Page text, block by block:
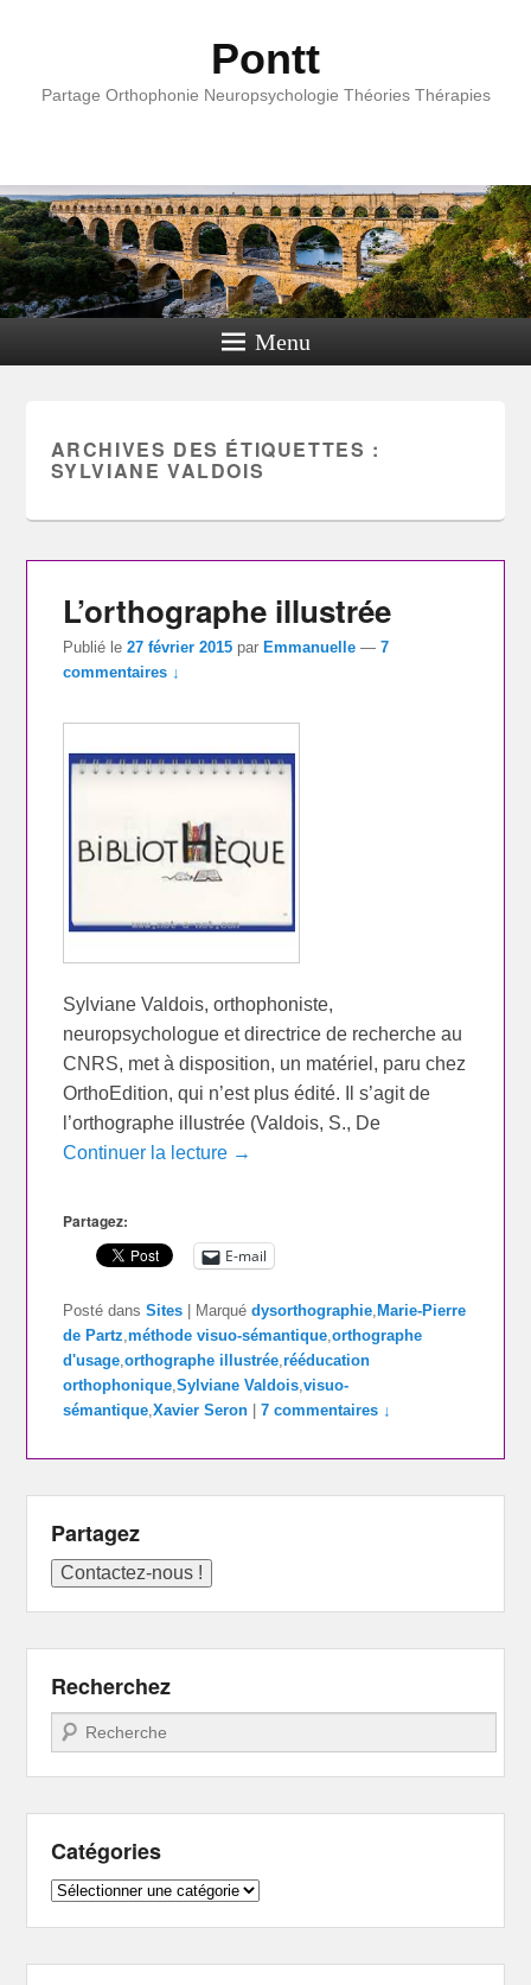
Pontt
Partage Orthophonie Neuropsychologie Théories Thérapies
Menu
ARCHIVES DES ÉTIQUETTES :
SYLVIANE VALDOIS
L’orthographe illustrée
Publié le27 février 2015 par Emmanuelle —7
commentaires ↓
Sylviane Valdois, orthophoniste,
neuropsychologue et directrice de recherche au
CNRS, met à disposition, un matériel, paru chez
OrthoEdition, qui n’est plus édité. Il s’agit de
l’orthographe illustrée (Valdois, S., De
Continuer la lecture →
Partagez:
E-mail
Posté dans Sites Marqué dysorthographie, Marie-Pierre
de Partz,méthode visuo-sémantique,orthographe
d'usage,orthographe illustrée,rééducation
orthophonique,Sylviane Valdois,visuo-
sémantique,Xavier Seron |7 commentaires ↓
Partagez
Recherchez
Recherche
Catégories
Catégories